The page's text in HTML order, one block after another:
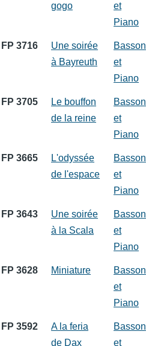
gogo
et
Piano
FP 3716
Une soirée
à Bayreuth
Basson
et
Piano
FP 3705
Le bouffon
de la reine
Basson
et
Piano
FP 3665
L'odyssée
de l'espace
Basson
et
Piano
FP 3643
Une soirée
à la Scala
Basson
et
Piano
FP 3628 Miniature
Basson
et
Piano
FP 3592
A la feria
de Dax
Basson
et